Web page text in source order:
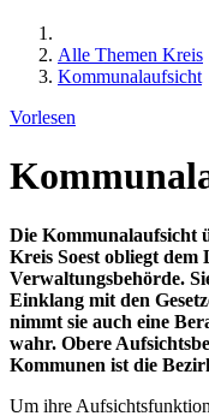
Alle Themen Kreis
Kommunalaufsicht
Vorlesen
Die Kommunalaufsicht
Kreis Soest obliegt
Verwaltungsbehörde.
Einklang mit den
nimmt sie auch eine
wahr. Obere
Kommunen ist die
Um ihre